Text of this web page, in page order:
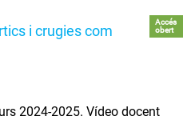
i crugies com
Accés
obert
2024-2025. Vídeo docent